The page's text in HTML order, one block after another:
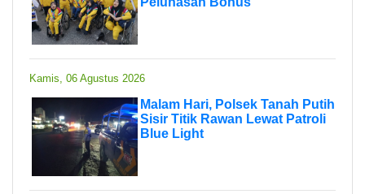
Kamis, 06 Agustus 2026
Malam Hari, Polsek Tanah Putih
Sisir Titik Rawan Lewat Patroli
Blue Light